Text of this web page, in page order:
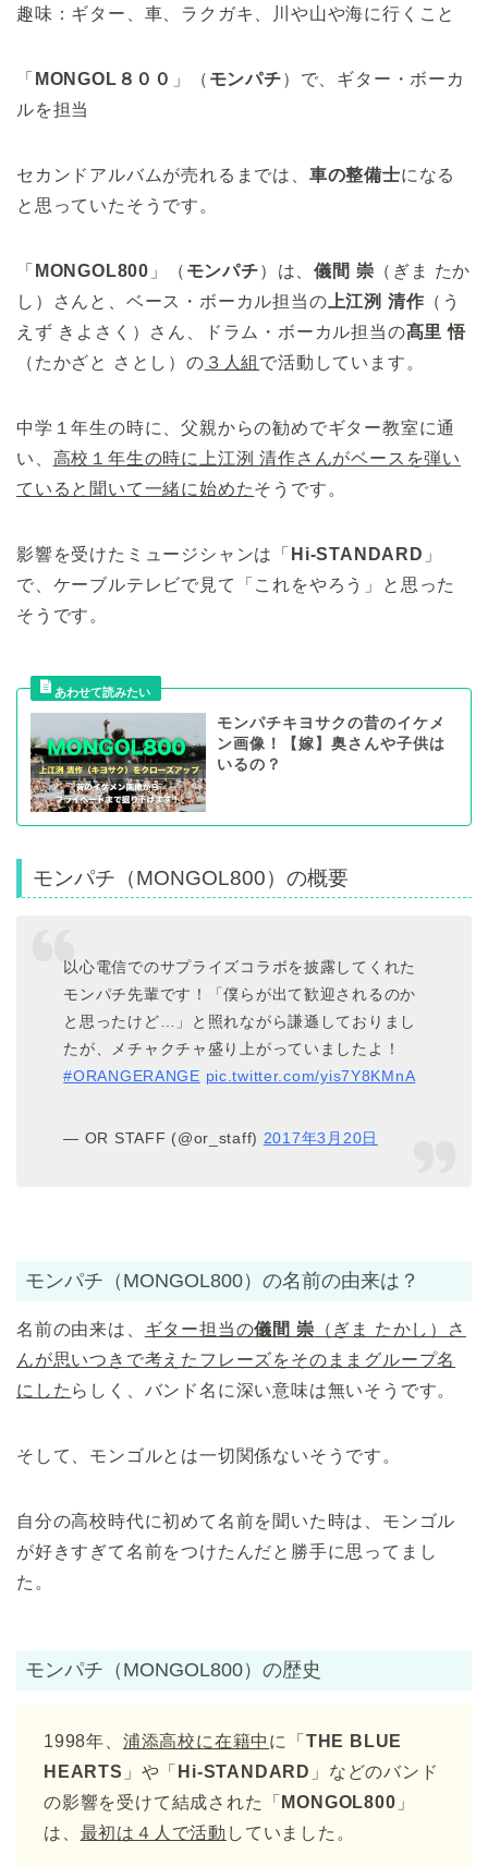
趣味：ギター、車、ラクガキ、川や山や海に行くこと
「 MONGOL８００ 」（ モンパチ）で、ギター・ボーカ
ルを担当
セカンドアルバムが売れるまでは、 車の整備士になる
と思っていたそうです。
「 MONGOL800 」（ モンパチ）は、儀間 崇 （ぎま たか
し）さん と、ベース・ボーカル担当の上江洌 清作 （う
えず きよさく）さん 、ドラム・ボーカル担当の髙里 悟
（たかざと さとし）の ３人組 で活動しています。
中学１年生の時に、父親からの勧めでギター教室に通
い、 高校１年生の時に上江洌 清作さんがベースを弾い
ていると聞いて一緒に始めたそうです。
影響を受けたミュージシャンは「 Hi-STANDARD 」
で、ケーブルテレビで見て「これをやろう」と思った
そうです。
モンパチキヨサクの昔のイケメ
ン画像！【嫁】奥さんや子供は
いるの？
モンパチ（MONGOL800）の概要
以心電信でのサプライズコラボを披露してくれた
モンパチ先輩です！「僕らが出て歓迎されるのか
と思ったけど…」と照れながら謙遜しておりまし
たが、メチャクチャ盛り上がっていましたよ！
#ORANGERANGE pic.twitter.com/yis7Y8KMnA
— OR STAFF (@or_staff) 2017年3月20日
モンパチ（MONGOL800）の名前の由来は？
名前の由来は、 ギター担当の儀間 崇 （ぎま たかし）さ
んが思いつきで考えたフレーズをそのままグループ名
にした らしく、バンド名に深い意味は無いそうです。
そして、モンゴルとは一切関係ないそうです。
自分の高校時代に初めて名前を聞いた時は、モンゴル
が好きすぎて名前をつけたんだと勝手に思ってまし
た。
モンパチ（MONGOL800）の歴史
1998年、 浦添高校に在籍中 に「 THE BLUE
HEARTS 」や「 Hi-STANDARD 」などのバンド
の影響を受けて結成された「 MONGOL800 」
は、 最初は４人で活動 していました。